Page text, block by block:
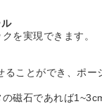
を実現できます。
ことができ、ポー
磁石であれば